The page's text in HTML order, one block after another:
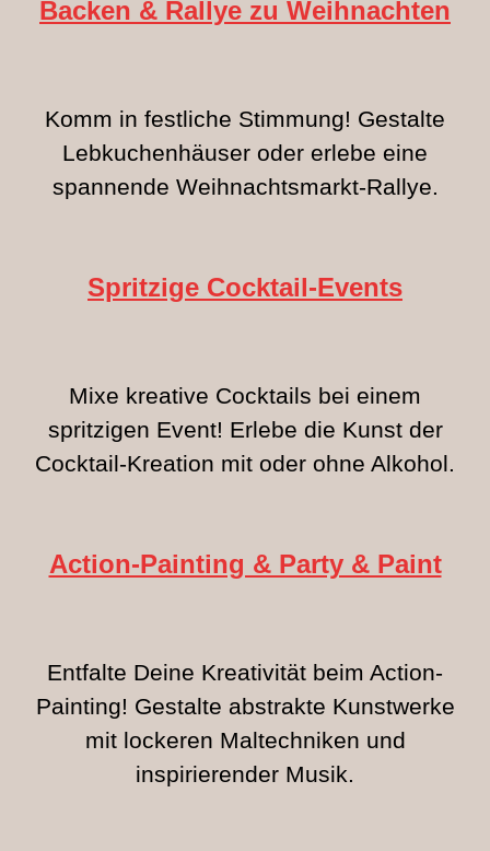
Backen & Rallye zu Weihnachten
Komm in festliche Stimmung! Gestalte
Lebkuchenhäuser oder erlebe eine
spannende Weihnachtsmarkt-Rallye.
Spritzige Cocktail-Events
Mixe kreative Cocktails bei einem
spritzigen Event! Erlebe die Kunst der
Cocktail-Kreation mit oder ohne Alkohol.
Action-Painting & Party & Paint
Entfalte Deine Kreativität beim Action-
Painting! Gestalte abstrakte Kunstwerke
mit lockeren Maltechniken und
inspirierender Musik.